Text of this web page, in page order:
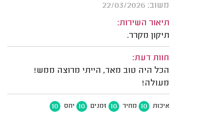
משוב: 22/03/2026
תיאור השירות:
תיקון מקרר.
חוות דעת:
הכל היה טוב מאד, הייתי מרוצה ממש!
מעולה!
איכות 10 מחיר 10 זמנים 10 יחס 10